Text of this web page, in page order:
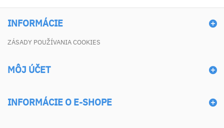
INFORMÁCIE
ZÁSADY POUŽÍVANIA COOKIES
MÔJ ÚČET
INFORMÁCIE O E-SHOPE